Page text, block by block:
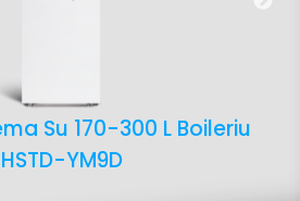
Su 170-300 L Boileriu
YM9D